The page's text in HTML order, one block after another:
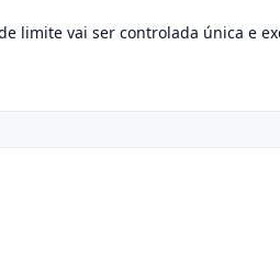
limite vai ser controlada única e